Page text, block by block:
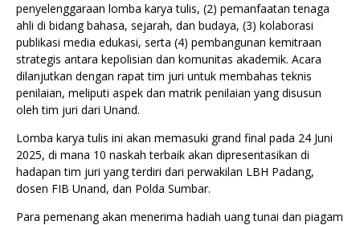
penyelenggaraan lomba karya tulis, (2) pemanfaatan tenaga
ahli di bidang bahasa, sejarah, dan budaya, (3) kolaborasi
publikasi media edukasi, serta (4) pembangunan kemitraan
strategis antara kepolisian dan komunitas akademik. Acara
dilanjutkan dengan rapat tim juri untuk membahas teknis
penilaian, meliputi aspek dan matrik penilaian yang disusun
oleh tim juri dari Unand.
Lomba karya tulis ini akan memasuki grand final pada 24 Juni
2025, di mana 10 naskah terbaik akan dipresentasikan di
hadapan tim juri yang terdiri dari perwakilan LBH Padang,
dosen FIB Unand, dan Polda Sumbar.
Para pemenang akan menerima hadiah uang tunai dan piagam